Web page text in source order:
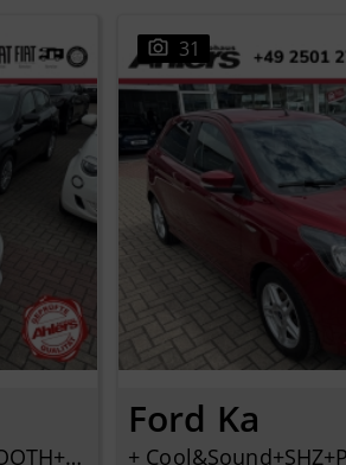
Lounge+ALLWETTER+PDC+BLUETOOTH+KLIMAAUTOMATIK+
31
Ford Ka